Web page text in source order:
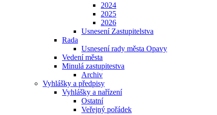
2024
2025
2026
Usnesení Zastupitelstva
Rada
Usnesení rady města Opavy
Vedení města
Minulá zastupitestva
Archiv
Vyhlášky a předpisy
Vyhlášky a nařízení
Ostatní
Veřejný pořádek